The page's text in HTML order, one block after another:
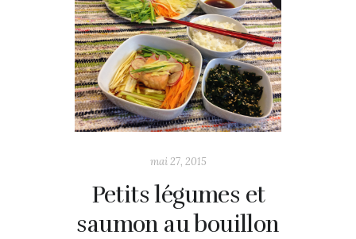
mai 27, 2015
Petits légumes et
saumon au bouillon